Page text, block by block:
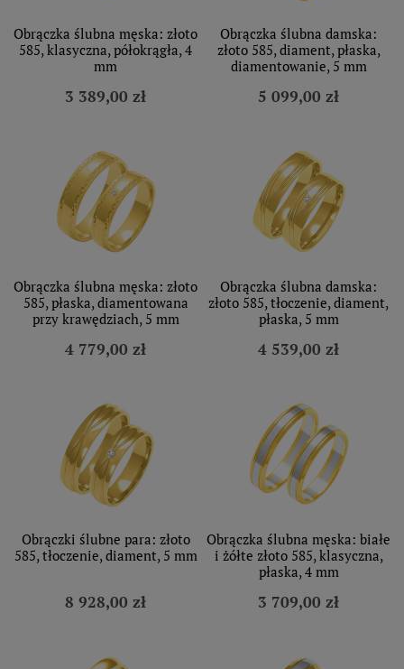
Obrączka ślubna męska: złoto
585, klasyczna, półokrągła, 4
mm
3 389,00 zł
Obrączka ślubna damska:
złoto 585, diament, płaska,
diamentowanie, 5 mm
5 099,00 zł
Obrączka ślubna męska: złoto
585, płaska, diamentowana
przy krawędziach, 5 mm
4 779,00 zł
Obrączka ślubna damska:
złoto 585, tłoczenie, diament,
płaska, 5 mm
4 539,00 zł
Obrączki ślubne para: złoto
585, tłoczenie, diament, 5 mm
8 928,00 zł
Obrączka ślubna męska: białe
i żółte złoto 585, klasyczna,
płaska, 4 mm
3 709,00 zł